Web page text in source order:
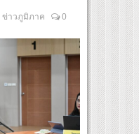
ข่าวภูมิภาค 0